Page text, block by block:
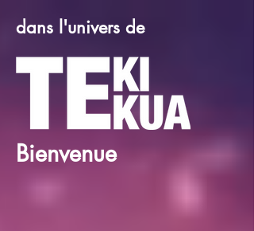
dans l'univers de
Bienvenue